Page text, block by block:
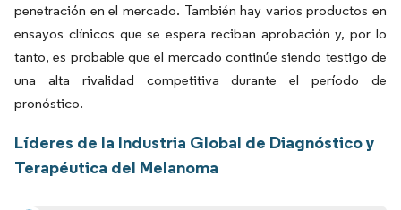
penetración en el mercado. También hay varios productos en
ensayos clínicos que se espera reciban aprobación y, por lo
tanto, es probable que el mercado continúe siendo testigo de
una alta rivalidad competitiva durante el período de
pronóstico.
Líderes de la Industria Global de Diagnóstico y
Terapéutica del Melanoma